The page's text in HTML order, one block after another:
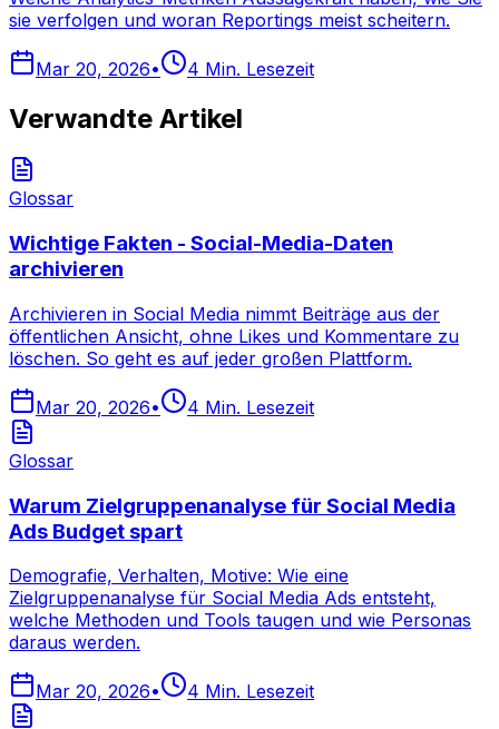
sie verfolgen und woran Reportings meist scheitern.
Mar 20, 2026• 4 Min. Lesezeit
Verwandte Artikel
Glossar
Wichtige Fakten - Social-Media-Daten
archivieren
Archivieren in Social Media nimmt Beiträge aus der
öffentlichen Ansicht, ohne Likes und Kommentare zu
löschen. So geht es auf jeder großen Plattform.
Mar 20, 2026• 4 Min. Lesezeit
Glossar
Warum Zielgruppenanalyse für Social Media
Ads Budget spart
Demografie, Verhalten, Motive: Wie eine
Zielgruppenanalyse für Social Media Ads entsteht,
welche Methoden und Tools taugen und wie Personas
daraus werden.
Mar 20, 2026• 4 Min. Lesezeit